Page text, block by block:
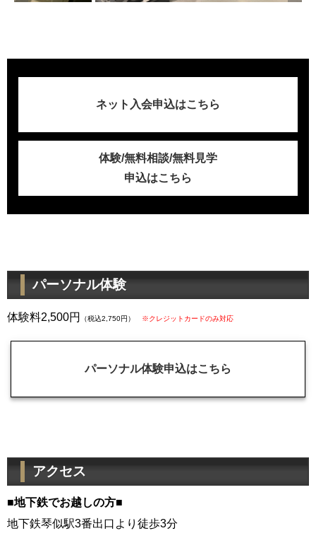
ネット入会申込はこちら
体験/無料相談/無料見学
申込はこちら
パーソナル体験
体験料2,500円 （税込2,750円） ※クレジットカードのみ対応
パーソナル体験申込はこちら
アクセス
■地下鉄でお越しの方■
地下鉄琴似駅3番出口より徒歩3分